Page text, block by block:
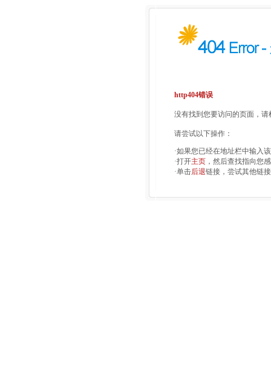
http404错误
没有找到您要访问的页面，
请尝试以下操作：
·如果您已经在地址栏中输入
·打开主页 ，然后查找指向您
·单击后退链接，尝试其他链